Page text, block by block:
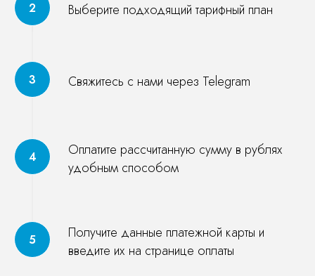
Выберите подходящий тарифный план
Свяжитесь с нами через Telegram
Оплатите рассчитанную сумму в рублях
удобным способом
Получите данные платежной карты и
введите их на странице оплаты